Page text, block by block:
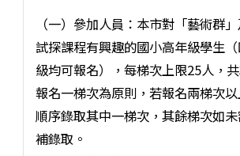
（一）參加人員：本市對「藝術群」
試探課程有興趣的國小高年級學生
級均可報名），每梯次上限25人，
報名一梯次為原則，若報名兩梯次
順序錄取其中一梯次，其餘梯次如
補錄取。